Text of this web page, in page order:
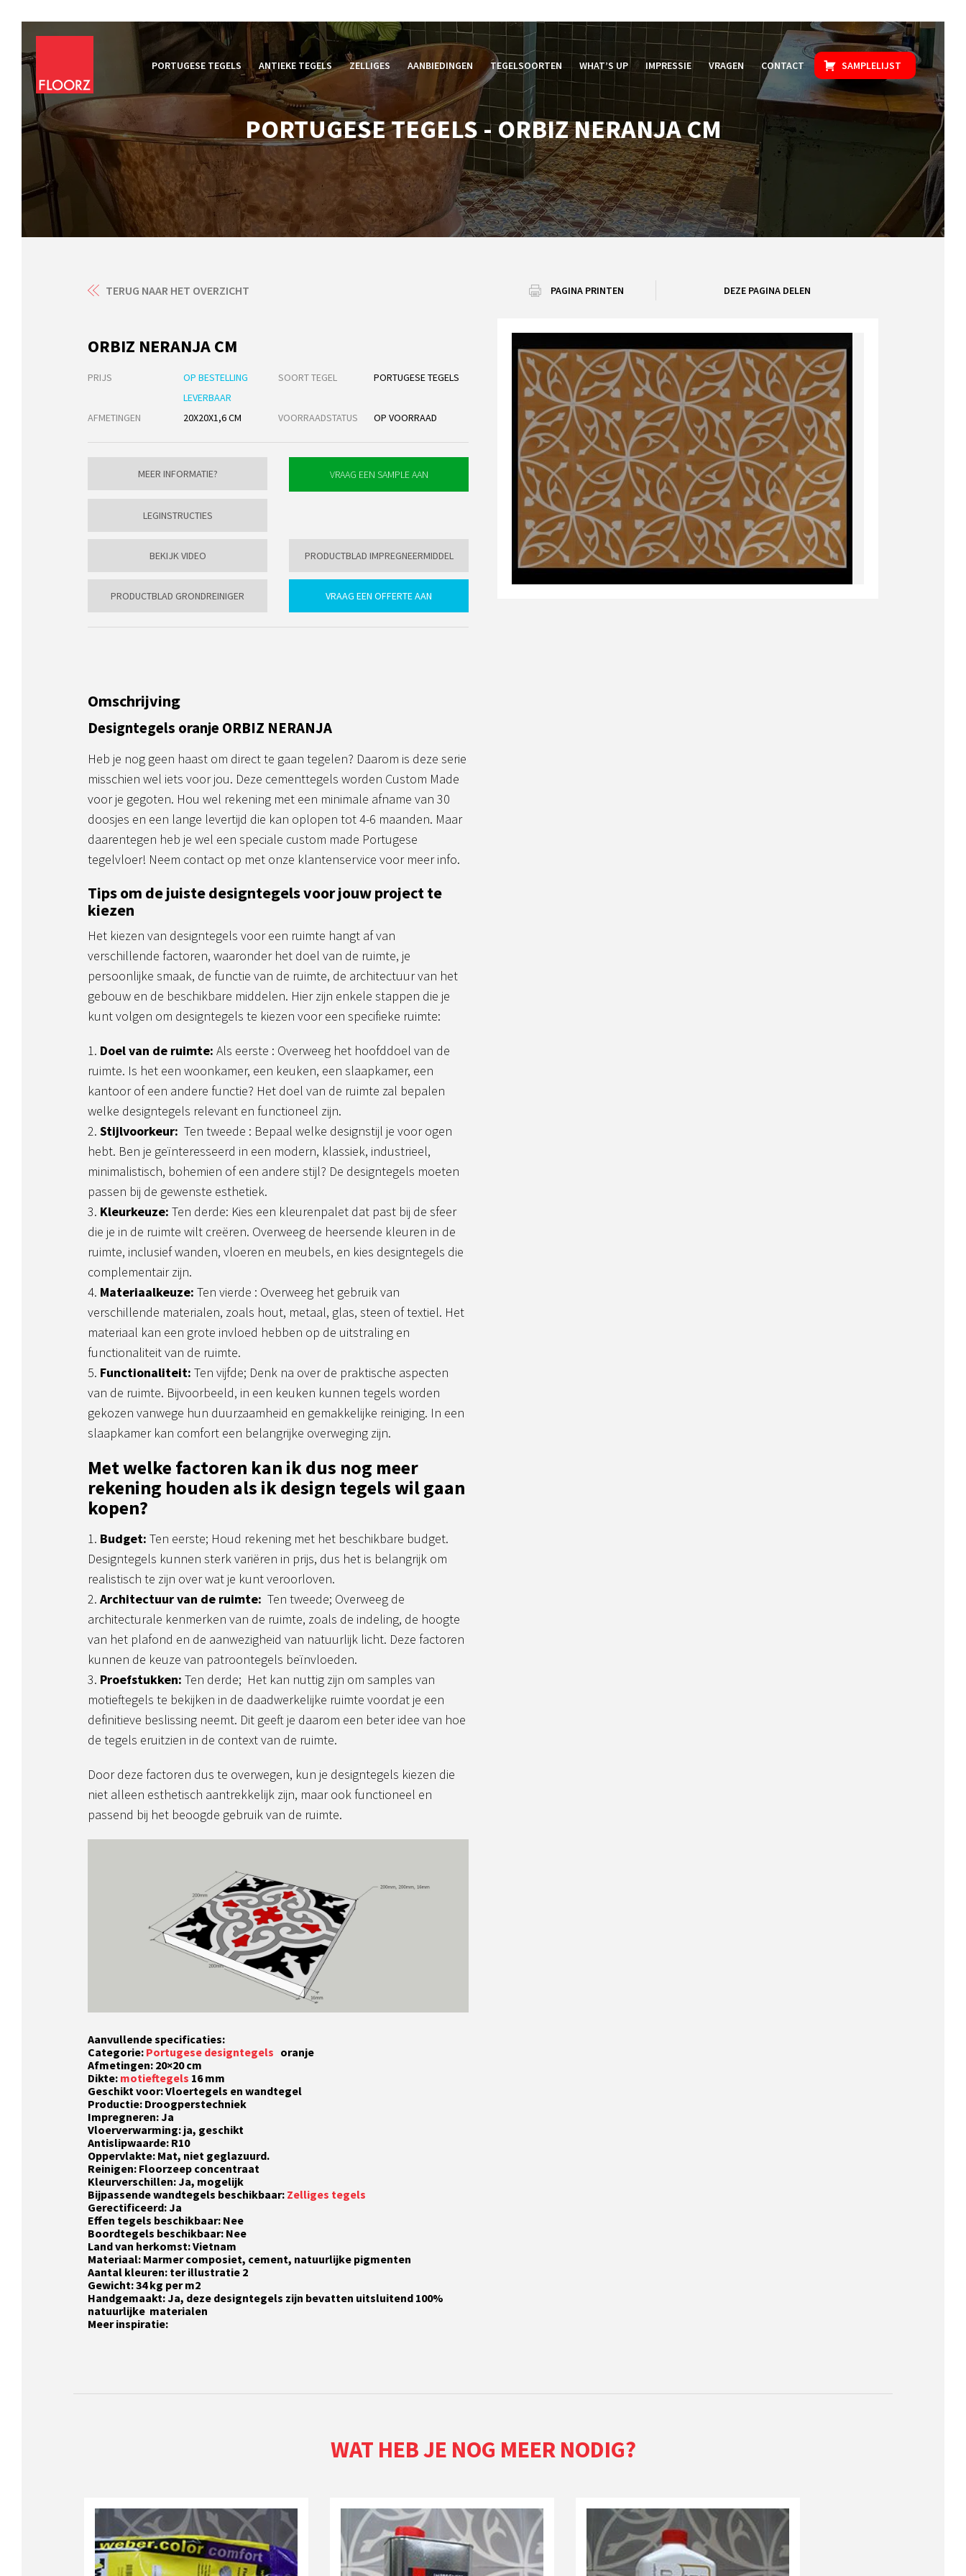
PORTUGESE TEGELS ANTIEKE TEGELS ZELLIGES AANBIEDINGEN TEGELSOORTEN WHAT’S UP IMPRESSIE VRAGEN CONTACT SAMPLELIJST
PORTUGESE TEGELS - ORBIZ NERANJA CM
TERUG NAAR HET OVERZICHT PAGINA PRINTEN DEZE PAGINA DELEN
ORBIZ NERANJA CM
PRIJS
OP BESTELLING
LEVERBAAR
SOORT TEGEL PORTUGESE TEGELS
AFMETINGEN 20X20X1,6 CM VOORRAADSTATUS OP VOORRAAD
MEER INFORMATIE?
LEGINSTRUCTIES
BEKIJK VIDEO PRODUCTBLAD IMPREGNEERMIDDEL
PRODUCTBLAD GRONDREINIGER VRAAG EEN OFFERTE AAN
Omschrijving
Designtegels oranje ORBIZ NERANJA
Heb je nog geen haast om direct te gaan tegelen? Daarom is deze serie
misschien wel iets voor jou. Deze cementtegels worden Custom Made
voor je gegoten. Hou wel rekening met een minimale afname van 30
doosjes en een lange levertijd die kan oplopen tot 4-6 maanden. Maar
daarentegen heb je wel een speciale custom made Portugese
tegelvloer! Neem contact op met onze klantenservice voor meer info.
Tips om de juiste designtegels voor jouw project te
kiezen
Het kiezen van designtegels voor een ruimte hangt af van
verschillende factoren, waaronder het doel van de ruimte, je
persoonlijke smaak, de functie van de ruimte, de architectuur van het
gebouw en de beschikbare middelen. Hier zijn enkele stappen die je
kunt volgen om designtegels te kiezen voor een specifieke ruimte:
Doel van de ruimte: Als eerste : Overweeg het hoofddoel van de
ruimte. Is het een woonkamer, een keuken, een slaapkamer, een
kantoor of een andere functie? Het doel van de ruimte zal bepalen
welke designtegels relevant en functioneel zijn.
Stijlvoorkeur: Ten tweede : Bepaal welke designstijl je voor ogen
hebt. Ben je geïnteresseerd in een modern, klassiek, industrieel,
minimalistisch, bohemien of een andere stijl? De designtegels moeten
passen bij de gewenste esthetiek.
Kleurkeuze: Ten derde: Kies een kleurenpalet dat past bij de sfeer
die je in de ruimte wilt creëren. Overweeg de heersende kleuren in de
ruimte, inclusief wanden, vloeren en meubels, en kies designtegels die
complementair zijn.
Materiaalkeuze: Ten vierde : Overweeg het gebruik van
verschillende materialen, zoals hout, metaal, glas, steen of textiel. Het
materiaal kan een grote invloed hebben op de uitstraling en
functionaliteit van de ruimte.
Functionaliteit: Ten vijfde; Denk na over de praktische aspecten
van de ruimte. Bijvoorbeeld, in een keuken kunnen tegels worden
gekozen vanwege hun duurzaamheid en gemakkelijke reiniging. In een
slaapkamer kan comfort een belangrijke overweging zijn.
Met welke factoren kan ik dus nog meer
rekening houden als ik design tegels wil gaan
kopen?
Budget: Ten eerste; Houd rekening met het beschikbare budget.
Designtegels kunnen sterk variëren in prijs, dus het is belangrijk om
realistisch te zijn over wat je kunt veroorloven.
Architectuur van de ruimte: Ten tweede; Overweeg de
architecturale kenmerken van de ruimte, zoals de indeling, de hoogte
van het plafond en de aanwezigheid van natuurlijk licht. Deze factoren
kunnen de keuze van patroontegels beïnvloeden.
Proefstukken: Ten derde; Het kan nuttig zijn om samples van
motieftegels te bekijken in de daadwerkelijke ruimte voordat je een
definitieve beslissing neemt. Dit geeft je daarom een beter idee van hoe
de tegels eruitzien in de context van de ruimte.
Door deze factoren dus te overwegen, kun je designtegels kiezen die
niet alleen esthetisch aantrekkelijk zijn, maar ook functioneel en
passend bij het beoogde gebruik van de ruimte.
Aanvullende specificaties:
Categorie: Portugese designtegels oranje
Afmetingen: 20×20 cm
Dikte: motieftegels 16 mm
Geschikt voor: Vloertegels en wandtegel
Productie: Droogperstechniek
Impregneren: Ja
Vloerverwarming: ja, geschikt
Antislipwaarde: R10
Oppervlakte: Mat, niet geglazuurd.
Reinigen: Floorzeep concentraat
Kleurverschillen: Ja, mogelijk
Bijpassende wandtegels beschikbaar: Zelliges tegels
Gerectificeerd: Ja
Effen tegels beschikbaar: Nee
Boordtegels beschikbaar: Nee
Land van herkomst: Vietnam
Materiaal: Marmer composiet, cement, natuurlijke pigmenten
Aantal kleuren: ter illustratie 2
Gewicht: 34 kg per m2
Handgemaakt: Ja, deze designtegels zijn bevatten uitsluitend 100%
natuurlijke materialen
Meer inspiratie:
WAT HEB JE NOG MEER NODIG?